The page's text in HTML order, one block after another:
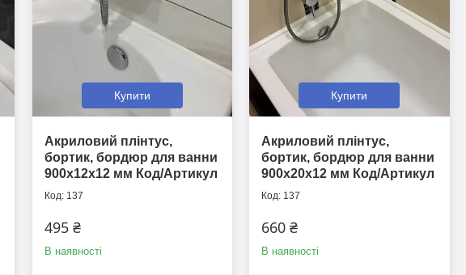
Купити
Акриловий плінтус,
бортик, бордюр для ванни
900х12х12 мм Код/Артикул
137
495 ₴
В наявності
Купити
Акриловий плінтус,
бортик, бордюр для ванни
900х20х12 мм Код/Артикул
137
660 ₴
В наявності